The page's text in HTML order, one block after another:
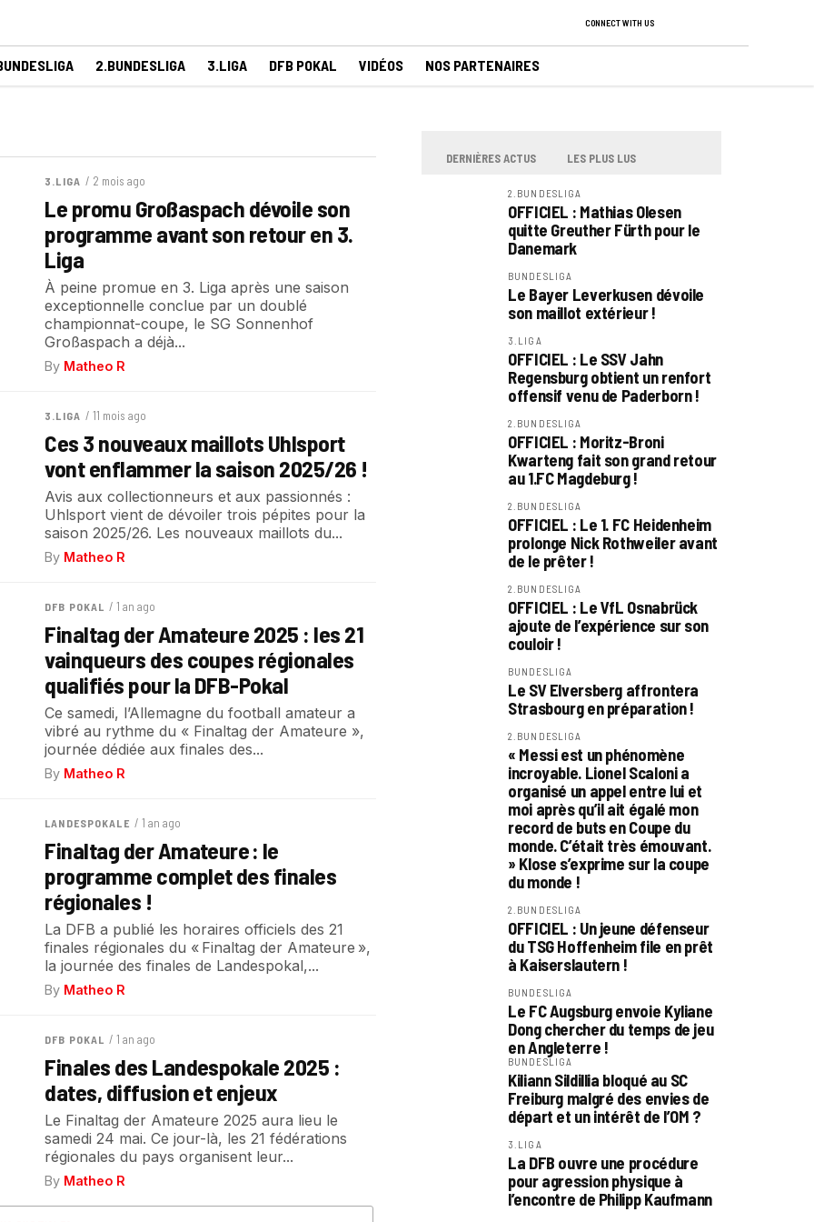
CONNECT WITH US
2.BUNDESLIGA 3.LIGA DFB POKAL VIDÉOS NOS PARTENAIRES
3.LIGA / 2 mois ago
Le promu Großaspach dévoile son
programme avant son retour en 3.
Liga
À peine promue en 3. Liga après une saison
exceptionnelle conclue par un doublé
championnat-coupe, le SG Sonnenhof
Großaspach a déjà...
By Matheo R
3.LIGA / 11 mois ago
Ces 3 nouveaux maillots Uhlsport
vont enflammer la saison 2025/26 !
Avis aux collectionneurs et aux passionnés :
Uhlsport vient de dévoiler trois pépites pour la
saison 2025/26. Les nouveaux maillots du...
By Matheo R
DFB POKAL / 1 an ago
Finaltag der Amateure 2025 : les 21
vainqueurs des coupes régionales
qualifiés pour la DFB-Pokal
Ce samedi, l’Allemagne du football amateur a
vibré au rythme du « Finaltag der Amateure »,
journée dédiée aux finales des...
By Matheo R
LANDESPOKALE / 1 an ago
Finaltag der Amateure : le
programme complet des finales
régionales !
La DFB a publié les horaires officiels des 21
finales régionales du « Finaltag der Amateure »,
la journée des finales de Landespokal,...
By Matheo R
DFB POKAL / 1 an ago
Finales des Landespokale 2025 :
dates, diffusion et enjeux
Le Finaltag der Amateure 2025 aura lieu le
samedi 24 mai. Ce jour-là, les 21 fédérations
régionales du pays organisent leur...
By Matheo R
DERNIÈRES ACTUS LES PLUS LUS
2.BUNDESLIGA
OFFICIEL : Mathias Olesen
quitte Greuther Fürth pour le
Danemark
BUNDESLIGA
Le Bayer Leverkusen dévoile
son maillot extérieur !
3.LIGA
OFFICIEL : Le SSV Jahn
Regensburg obtient un renfort
offensif venu de Paderborn !
2.BUNDESLIGA
OFFICIEL : Moritz-Broni
Kwarteng fait son grand retour
au 1.FC Magdeburg !
2.BUNDESLIGA
OFFICIEL : Le 1. FC Heidenheim
prolonge Nick Rothweiler avant
de le prêter !
2.BUNDESLIGA
OFFICIEL : Le VfL Osnabrück
ajoute de l’expérience sur son
couloir !
BUNDESLIGA
Le SV Elversberg affrontera
Strasbourg en préparation !
2.BUNDESLIGA
« Messi est un phénomène
incroyable. Lionel Scaloni a
organisé un appel entre lui et
moi après qu’il ait égalé mon
record de buts en Coupe du
monde. C’était très émouvant.
» Klose s’exprime sur la coupe
du monde !
2.BUNDESLIGA
OFFICIEL : Un jeune défenseur
du TSG Hoffenheim file en prêt
à Kaiserslautern !
BUNDESLIGA
Le FC Augsburg envoie Kyliane
Dong chercher du temps de jeu
en Angleterre !
BUNDESLIGA
Kiliann Sildillia bloqué au SC
Freiburg malgré des envies de
départ et un intérêt de l’OM ?
3.LIGA
La DFB ouvre une procédure
pour agression physique à
l’encontre de Philipp Kaufmann